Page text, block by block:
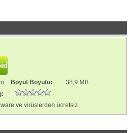
Boyut Boyutu:
38,9 MB
ve virüslerden ücretsiz